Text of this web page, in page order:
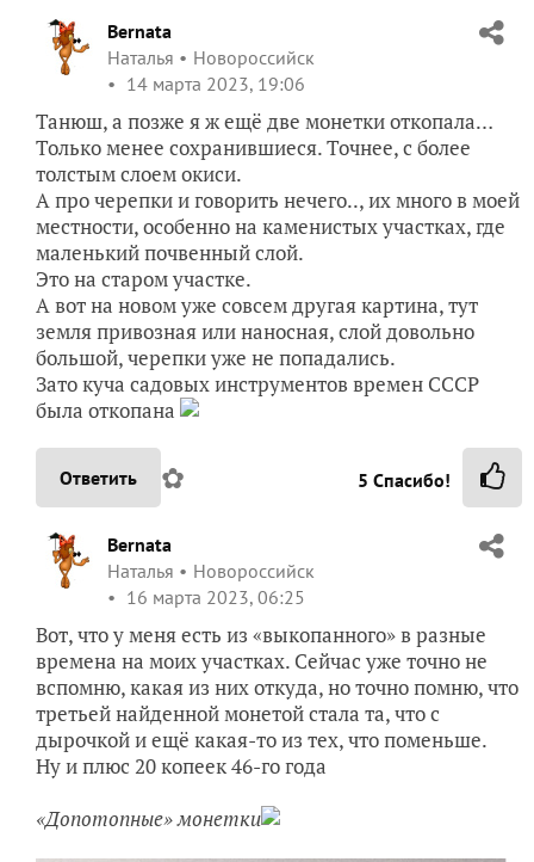
Bernata
Наталья
Новороссийск
14 марта 2023, 19:06
Танюш, а позже я ж ещё две монетки откопала…
Только менее сохранившиеся. Точнее, с более
толстым слоем окиси.
А про черепки и говорить нечего.., их много в моей
местности, особенно на каменистых участках, где
маленький почвенный слой.
Это на старом участке.
А вот на новом уже совсем другая картина, тут
земля привозная или наносная, слой довольно
большой, черепки уже не попадались.
Зато куча садовых инструментов времен СССР
была откопана
Ответить ✿ 5 Спасибо!
Bernata
Наталья
Новороссийск
16 марта 2023, 06:25
Вот, что у меня есть из «выкопанного» в разные
времена на моих участках. Сейчас уже точно не
вспомню, какая из них откуда, но точно помню, что
третьей найденной монетой стала та, что с
дырочкой и ещё какая-то из тех, что поменьше.
Ну и плюс 20 копеек 46-го года
«Допотопные» монетки